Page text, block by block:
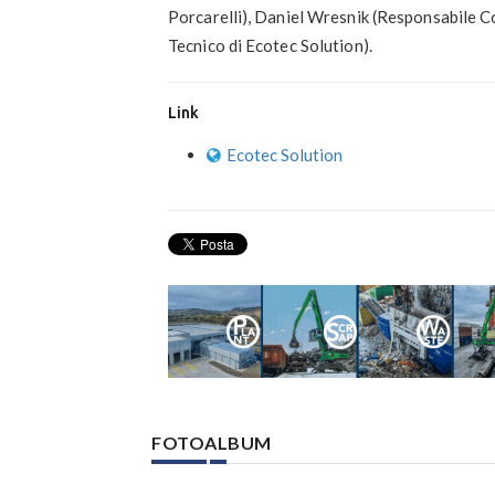
Porcarelli), Daniel Wresnik (Responsabile
Tecnico di Ecotec Solution).
Link
Ecotec Solution
FOTOALBUM